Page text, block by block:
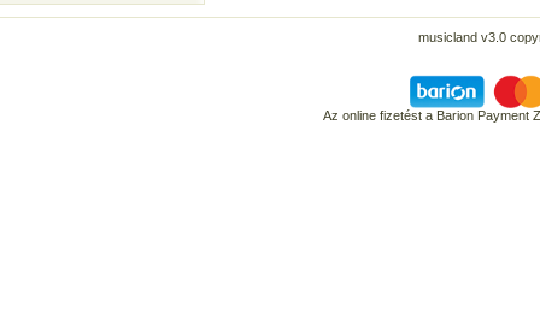
musicland v3.0
Az online fizetést a Barion Payment